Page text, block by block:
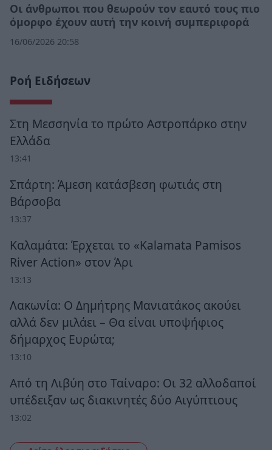
Οι άνθρωποι που θεωρούν τον εαυτό τους πιο
όμορφο έχουν αυτή την κοινή συμπεριφορά
16/06/2026 20:58
Ροή Ειδήσεων
Στη Μεσσηνία το πρώτο Αστροπάρκο στην
Ελλάδα
13:41
Σπάρτη: Άμεση κατάσβεση φωτιάς στη
Βάρσοβα
13:37
Καλαμάτα: Έρχεται το «Kalamata Pamisos
River Action» στον Άρι
13:13
Λακωνία: Ο Δημήτρης Μανιατάκος ακούει
αλλά δεν μιλάει – Θα είναι υποψήφιος
δήμαρχος Ευρώτα;
13:10
Από τη Λιβύη στο Ταίναρο: Οι 32 αλλοδαποί
υπέδειξαν ως διακινητές δύο Αιγύπτιους
13:02